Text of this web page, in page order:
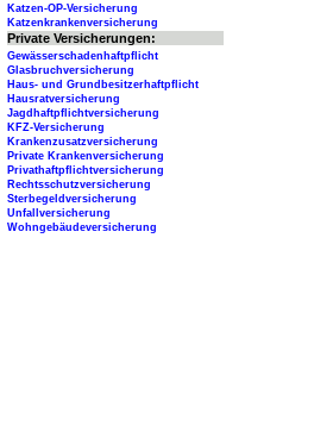
Katzen-OP-Versicherung
Katzenkrankenversicherung
Private Versicherungen:
Gewässerschadenhaftpflicht
Glasbruchversicherung
Haus- und Grundbesitzerhaftpflicht
Hausratversicherung
Jagdhaftpflichtversicherung
KFZ-Versicherung
Krankenzusatzversicherung
Private Krankenversicherung
Privathaftpflichtversicherung
Rechtsschutzversicherung
Sterbegeldversicherung
Unfallversicherung
Wohngebäudeversicherung